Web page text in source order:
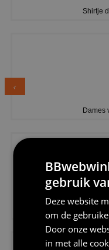
Shirtje
Dames
gebruik
Deze website
om de
Door onze
in met alle